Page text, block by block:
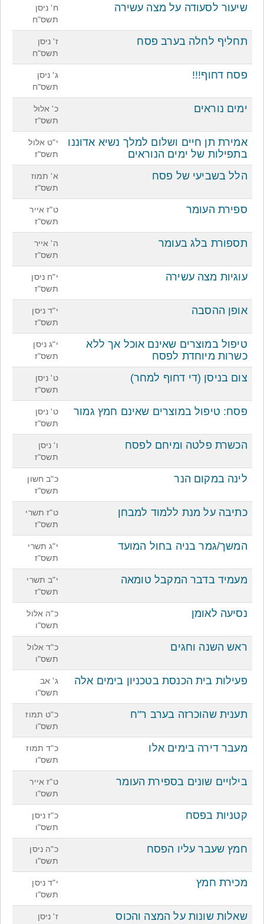
שיעור לסעודה על מצה עשירה
ח' ניסן
תשס"ח
תחליף לחלה בערב פסח
ז' ניסן
תשס"ח
פסח דחוף!!!
ג' ניסן
תשס"ח
ימים נוראים
כ' אלול
תשס"ז
אמירת תן חיים ושלום למלך נשיא אדוננו
בתפילות של ימים הנוראים
י"ט אלול
תשס"ז
הלל בשביעי של פסח
א' תמוז
תשס"ז
ספירת העומר
ט"ז אייר
תשס"ז
תספורת בלג בעומר
ה' אייר
תשס"ז
עוגיות מצה עשירה
י"ח ניסן
תשס"ז
אופן ההסבה
י"ד ניסן
תשס"ז
טיפול במוצרים שאינם אוכל אך ללא
כשרות מיוחדת לפסח
י"ג ניסן
תשס"ז
צום בניסן (די דחוף למחר)
ט' ניסן
תשס"ז
פסח: טיפול במוצרים שאינם חמץ גמור
ט' ניסן
תשס"ז
הכשרת פלטה ומיחם לפסח
ו' ניסן
תשס"ז
לינה במקום הנר
כ"ב חשון
תשס"ז
כתיבה על מנת ללמוד למבחן
ט"ז תשרי
תשס"ז
המשך/גמר בניה בחול המועד
י"ג תשרי
תשס"ז
מעמיד בדבר המקבל טומאה
י"ב תשרי
תשס"ז
נסיעה לאומן
כ"ה אלול
תשס"ו
ראש השנה וחגים
כ"ד אלול
תשס"ו
פעילות בית הכנסת בטכניון בימים אלה
ג' אב
תשס"ו
תענית שהוכרזה בערב ר"ח
כ"ט תמוז
תשס"ו
מעבר דירה בימים אלו
כ"ד תמוז
תשס"ו
בילויים שונים בספירת העומר
ט"ז אייר
תשס"ו
קטניות בפסח
כ"ז ניסן
תשס"ו
חמץ שעבר עליו הפסח
כ"ה ניסן
תשס"ו
מכירת חמץ
י"ד ניסן
תשס"ו
שאלות שונות על המצה והכוס
ז' ניסן